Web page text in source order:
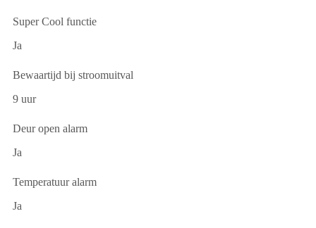
Super Cool functie
Ja
Bewaartijd bij stroomuitval
9 uur
Deur open alarm
Ja
Temperatuur alarm
Ja